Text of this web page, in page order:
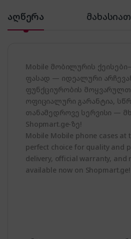
აღწერა
Mobile მობილურის
ფასად — იდეალური
ფუნქციურობის
ოფიციალური გარანტია,
თანამედროვე სერვისი —
Shopmart.ge-ზე!
Mobile Mobile phone cases at
perfect choice for quality and
delivery, official warranty, and
available now on Shopmart.ge!